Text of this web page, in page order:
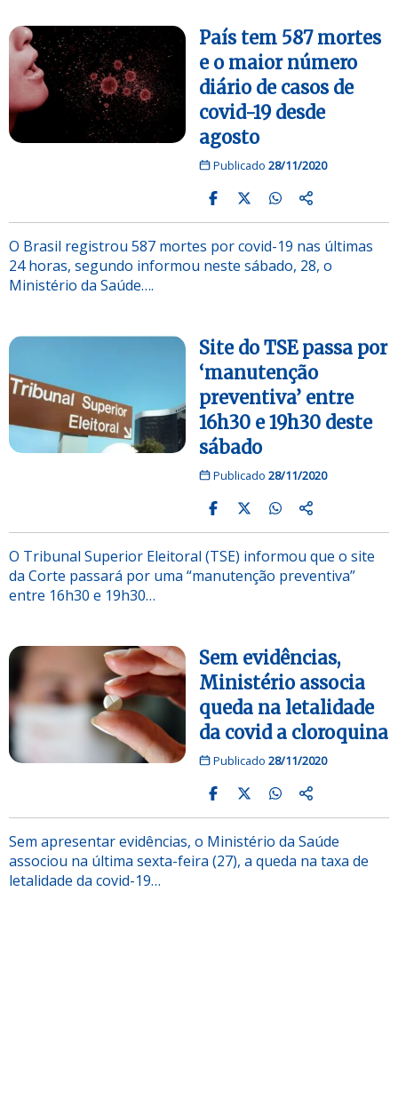
País tem 587 mortes
e o maior número
diário de casos de
covid-19 desde
agosto
Publicado 28/11/2020
O Brasil registrou 587 mortes por covid-19 nas últimas
24 horas, segundo informou neste sábado, 28, o
Ministério da Saúde….
Site do TSE passa por
‘manutenção
preventiva’ entre
16h30 e 19h30 deste
sábado
Publicado 28/11/2020
O Tribunal Superior Eleitoral (TSE) informou que o site
da Corte passará por uma “manutenção preventiva”
entre 16h30 e 19h30…
Sem evidências,
Ministério associa
queda na letalidade
da covid a cloroquina
Publicado 28/11/2020
Sem apresentar evidências, o Ministério da Saúde
associou na última sexta-feira (27), a queda na taxa de
letalidade da covid-19…